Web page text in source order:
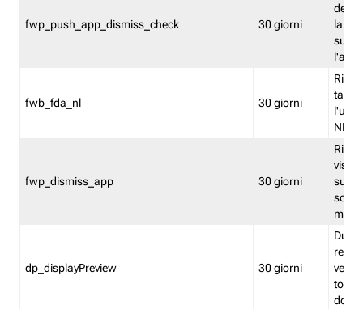
fwp_push_app_dismiss_check 30 giorni
la
fwb_fda_nl 30 giorni
NL
fwp_dismiss_app 30 giorni
visto
dp_displayPreview 30 giorni
torna
dopo